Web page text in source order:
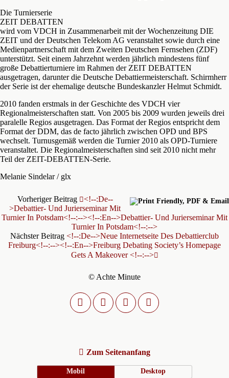
Die Turnierserie
ZEIT DEBATTEN
wird vom VDCH in Zusammenarbeit mit der Wochenzeitung DIE
ZEIT und der Deutschen Telekom AG veranstaltet sowie durch eine
Medienpartnerschaft mit dem Zweiten Deutschen Fernsehen (ZDF)
unterstützt. Seit einem Jahrzehnt werden jährlich mindestens fünf
große Debattierturniere im Rahmen der ZEIT DEBATTEN
ausgetragen, darunter die Deutsche Debattiermeisterschaft. Schirmherr
der Serie ist der ehemalige deutsche Bundeskanzler Helmut Schmidt.
2010 fanden erstmals in der Geschichte des VDCH vier
Regionalmeisterschaften statt. Von 2005 bis 2009 wurden jeweils drei
paralelle Regios ausgetragen. Das Format der Regios entspricht dem
Format der DDM, das de facto jährlich zwischen OPD und BPS
wechselt. Turnusgemäß werden die Turnier 2010 als OPD-Turniere
veranstaltet. Die Regionalmeisterschaften sind seit 2010 nicht mehr
Teil der ZEIT-DEBATTEN-Serie.
Melanie Sindelar / glx
Vorheriger Beitrag
<!--:de--
>Debattier- Und Jurierseminar Mit
Turnier In Potsdam<!--:--><!--:en-->Debattier- Und Jurierseminar Mit
Turnier In Potsdam<!--:-->
Nächster Beitrag <!--:de-->Neue Internetseite Des Debattierclub
Freiburg<!--:--><!--:en-->Freiburg Debating Society’s Homepage
Gets A Makeover <!--:-->
© Achte Minute
Zum Seitenanfang
Mobil Desktop